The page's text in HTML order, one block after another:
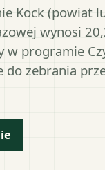
Kock (powiat
wynosi
programie
do zebrania